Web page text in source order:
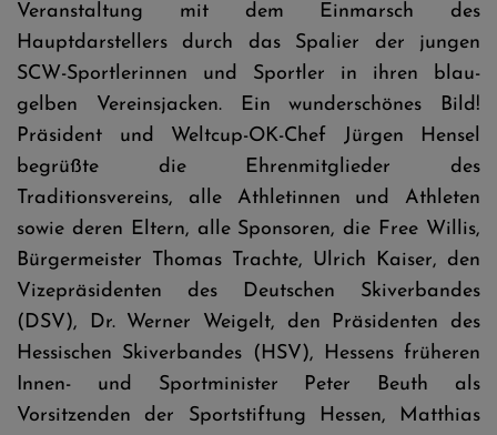
Veranstaltung mit dem Einmarsch des
Hauptdarstellers durch das Spalier der jungen
SCW-Sportlerinnen und Sportler in ihren blau-
gelben Vereinsjacken. Ein wunderschönes Bild!
Präsident und Weltcup-OK-Chef Jürgen Hensel
begrüßte die Ehrenmitglieder des
Traditionsvereins, alle Athletinnen und Athleten
sowie deren Eltern, alle Sponsoren, die Free Willis,
Bürgermeister Thomas Trachte, Ulrich Kaiser, den
Vizepräsidenten des Deutschen Skiverbandes
(DSV), Dr. Werner Weigelt, den Präsidenten des
Hessischen Skiverbandes (HSV), Hessens früheren
Innen- und Sportminister Peter Beuth als
Vorsitzenden der Sportstiftung Hessen, Matthias